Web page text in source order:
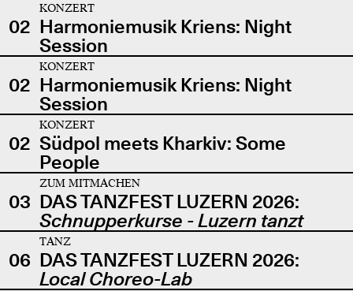
02
KONZERT
Harmoniemusik Kriens: Night
Session
02
KONZERT
Harmoniemusik Kriens: Night
Session
02
KONZERT
Südpol meets Kharkiv: Some
People
03
ZUM MITMACHEN
DAS TANZFEST LUZERN 2026:
Schnupperkurse - Luzern tanzt
06
TANZ
DAS TANZFEST LUZERN 2026:
Local Choreo-Lab